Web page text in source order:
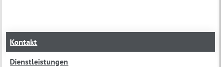
Kontakt
Dienstleistungen